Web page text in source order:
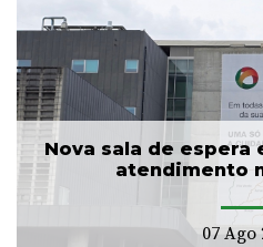
Nova sala de espera
atendimento
07 Ago